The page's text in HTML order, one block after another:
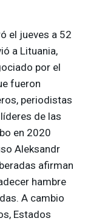
el jueves a 52
a Lituania,
por el
fueron
periodistas
de las
en 2020
Aleksandr
afirman
hambre
A cambio
Estados